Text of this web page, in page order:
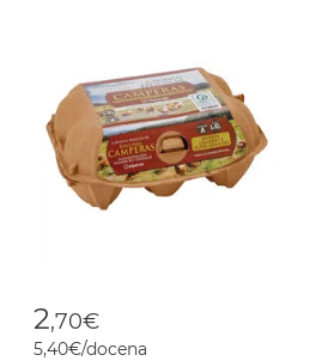
2,70€
5,40€/docena